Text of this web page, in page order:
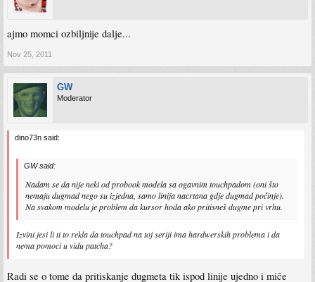
ajmo momci ozbiljnije dalje...
Nov 25, 2011
GW
Moderator
dino73n said:
GW said:
Nadam se da nije neki od probook modela sa ogavnim touchpadom (oni što
nemaju dugmad nego su izjedna, samo linija nacrtana gdje dugmad počinje).
Na svakom modelu je problem da kursor hoda ako pritisneš dugme pri vrhu.
Izvini jesi li ti to rekla da touchpad na toj seriji ima hardwerskih problema i da
nema pomoci u vidu patcha?
Radi se o tome da pritiskanje dugmeta tik ispod linije ujedno i miče